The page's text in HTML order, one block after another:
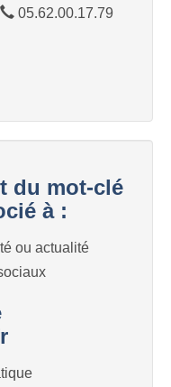
05.62.00.17.79
du mot-clé
à :
ou actualité